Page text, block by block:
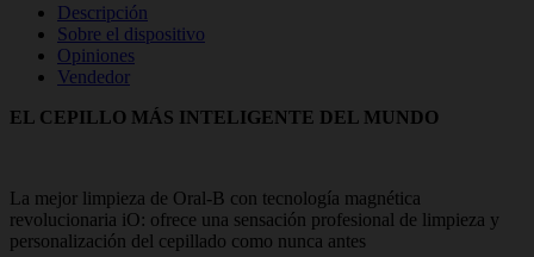
Descripción
Sobre el dispositivo
Opiniones
Vendedor
EL CEPILLO MÁS INTELIGENTE DEL MUNDO
La mejor limpieza de Oral-B con tecnología magnética
revolucionaria iO: ofrece una sensación profesional de limpieza y
personalización del cepillado como nunca antes